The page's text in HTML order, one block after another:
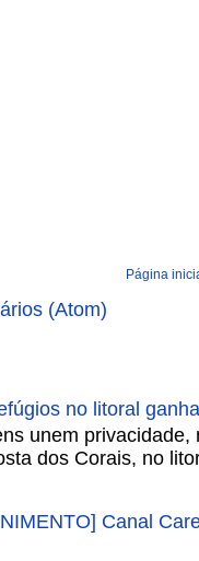
Página
(Atom)
no litoral
unem
dos Corais, no
Canal